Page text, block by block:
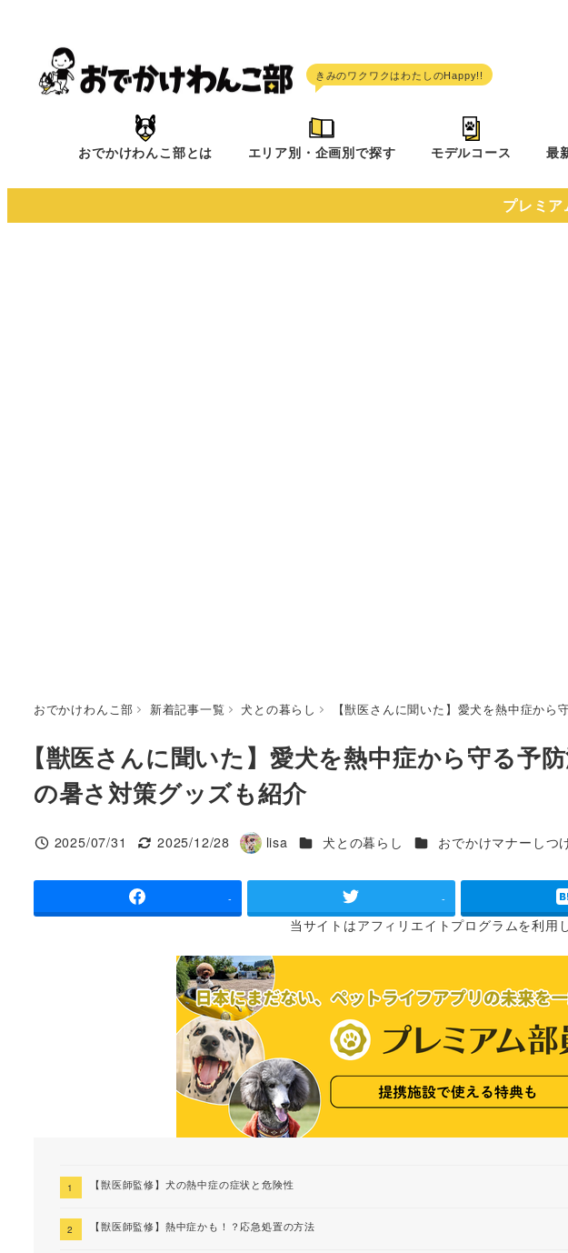
へ
おでかけわんこ部とは エリア別・企画別で探す モデルコース 最
プレミ
おでかけわんこ部 新着記事一覧 犬との暮らし 【獣医さんに聞いた】愛犬を熱中症か
【獣医さんに聞いた】愛犬を熱中症から守る予
の暑さ対策グッズも紹介
投稿日
2025/07/31
更新日
2025/12/28
著
lisa カテゴリー
犬との暮らし カテゴリー
おでかけマナーしつ
- -
当サイトはアフィリエイトプログラムを利用
【獣医師監修】犬の熱中症の症状と危険性
【獣医師監修】熱中症かも！？応急処置の方法